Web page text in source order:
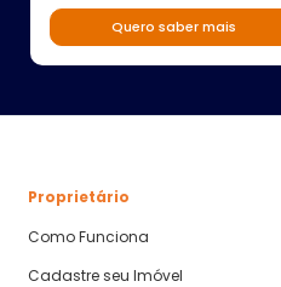
Quero saber mais
Proprietário
Como Funciona
Cadastre seu Imóvel